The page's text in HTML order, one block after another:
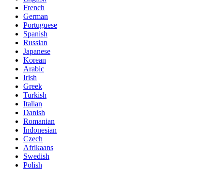
French
German
Portuguese
Spanish
Russian
Japanese
Korean
Arabic
Irish
Greek
Turkish
Italian
Danish
Romanian
Indonesian
Czech
Afrikaans
Swedish
Polish